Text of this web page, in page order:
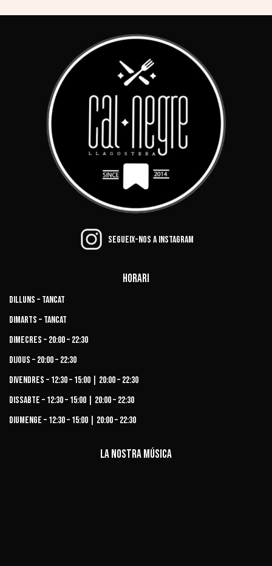
Segueix-nos a Instagram
Horari
Dilluns – Tancat
Dimarts – Tancat
Dimecres – 20:00 – 22:30
Dijous – 20:00 – 22:30
Divendres – 12:30 – 15:00 | 20:00 – 22:30
Dissabte – 12:30 – 15:00 | 20:00 – 22:30
Diumenge – 12:30 – 15:00 | 20:00 – 22:30
La nostra música